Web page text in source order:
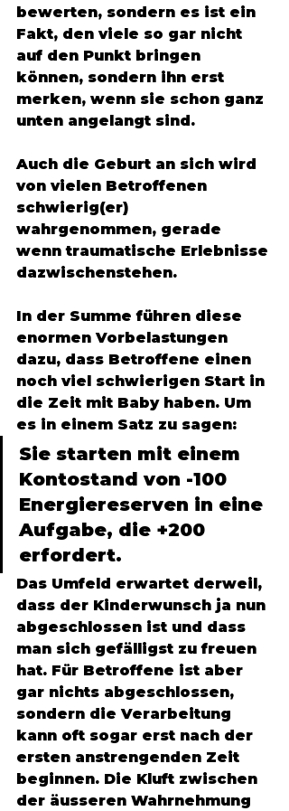
bewerten, sondern es ist ein
Fakt, den viele so gar nicht
auf den Punkt bringen
können, sondern ihn erst
merken, wenn sie schon ganz
unten angelangt sind.
Auch die Geburt an sich wird
von vielen Betroffenen
schwierig(er)
wahrgenommen, gerade
wenn traumatische Erlebnisse
dazwischenstehen.
In der Summe führen diese
enormen Vorbelastungen
dazu, dass Betroffene einen
noch viel schwierigen Start in
die Zeit mit Baby haben. Um
es in einem Satz zu sagen:
Sie starten mit einem
Kontostand von -100
Energiereserven in eine
Aufgabe, die +200
erfordert.
Das Umfeld erwartet derweil,
dass der Kinderwunsch ja nun
abgeschlossen ist und dass
man sich gefälligst zu freuen
hat. Für Betroffene ist aber
gar nichts abgeschlossen,
sondern die Verarbeitung
kann oft sogar erst nach der
ersten anstrengenden Zeit
beginnen. Die Kluft zwischen
der äusseren Wahrnehmung